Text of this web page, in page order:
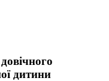
дитини